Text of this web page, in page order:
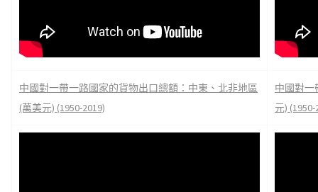
中國對一帶一路國家的貨物出口總額：中東、北非地區
(萬美元) (1950-2019)
中國對一
元) (1950-